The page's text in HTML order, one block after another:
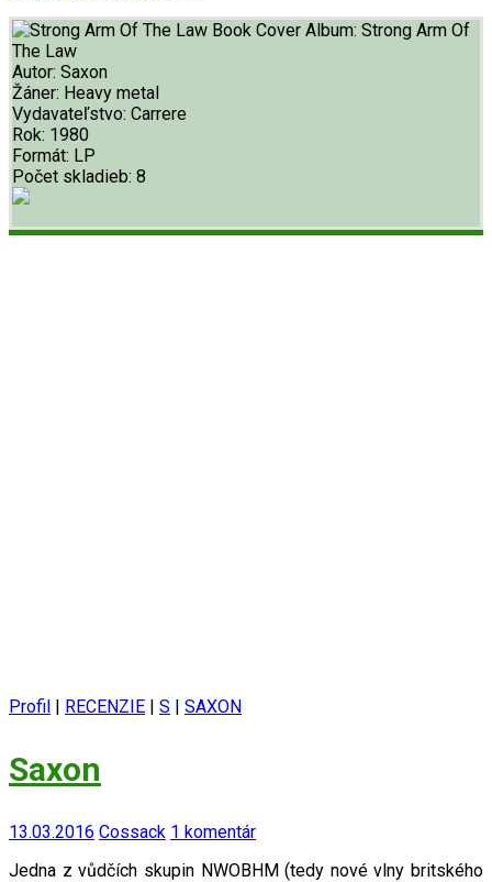
Album: Strong Arm Of
The Law
Autor: Saxon
Žáner: Heavy metal
Vydavateľstvo: Carrere
Rok: 1980
Formát: LP
Počet skladieb: 8
Profil | RECENZIE | S | SAXON
Saxon
13.03.2016 Cossack 1 komentár
Jedna z vůdčích skupin NWOBHM (tedy nové vlny britského